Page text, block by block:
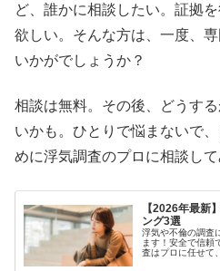
ど、誰かに相談したい。証拠
欲しい。そんな方は、一度、
いかがでしょうか？
相談は無料。その後、どうす
いかも。ひとりで悩まないで
めに浮気調査のプロに相談して
【2026年最新
ング3選
浮気や不倫の調査
ます！安全で信頼
査はプロに任せて